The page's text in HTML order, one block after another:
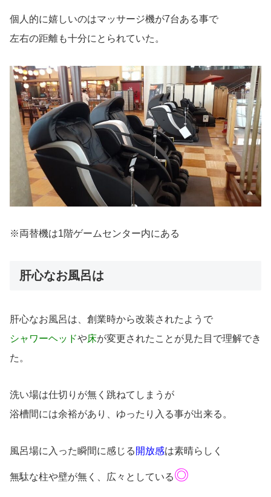
個人的に嬉しいのはマッサージ機が7台ある事で
左右の距離も十分にとられていた。
※両替機は1階ゲームセンター内にある
肝心なお風呂は
肝心なお風呂は、創業時から改装されたようで
シャワーヘッドや床が変更されたことが見た目で理解でき
た。
洗い場は仕切りが無く跳ねてしまうが
浴槽間には余裕があり、ゆったり入る事が出来る。
風呂場に入った瞬間に感じる 開放感は素晴らしく
無駄な柱や壁が無く、広々としている◎